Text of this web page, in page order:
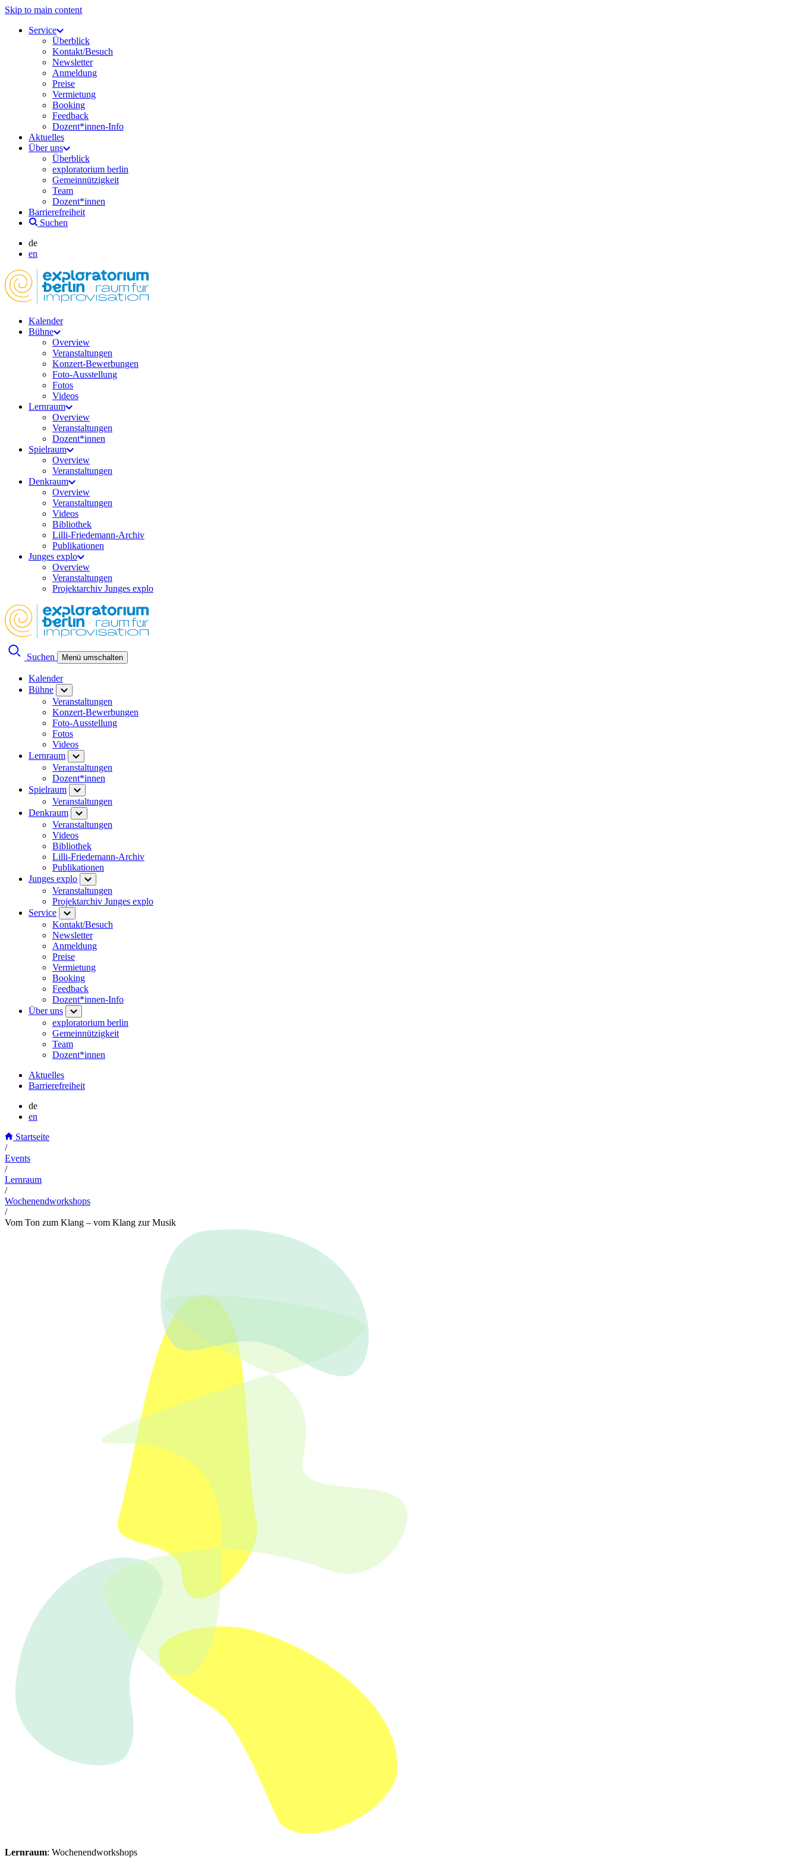
Skip to main content
Service
Überblick
Kontakt/Besuch
Newsletter
Anmeldung
Preise
Vermietung
Booking
Feedback
Dozent*innen-Info
Aktuelles
Über uns
Überblick
exploratorium berlin
Gemeinnützigkeit
Team
Dozent*innen
Barrierefreiheit
Suchen
de
en
Kalender
Bühne
Overview
Veranstaltungen
Konzert-Bewerbungen
Foto-Ausstellung
Fotos
Videos
Lernraum
Overview
Veranstaltungen
Dozent*innen
Spielraum
Overview
Veranstaltungen
Denkraum
Overview
Veranstaltungen
Videos
Bibliothek
Lilli-Friedemann-Archiv
Publikationen
Junges explo
Overview
Veranstaltungen
Projektarchiv Junges explo
Suchen Menü umschalten
Kalender
Bühne
Veranstaltungen
Konzert-Bewerbungen
Foto-Ausstellung
Fotos
Videos
Lernraum
Veranstaltungen
Dozent*innen
Spielraum
Veranstaltungen
Denkraum
Veranstaltungen
Videos
Bibliothek
Lilli-Friedemann-Archiv
Publikationen
Junges explo
Veranstaltungen
Projektarchiv Junges explo
Service
Kontakt/Besuch
Newsletter
Anmeldung
Preise
Vermietung
Booking
Feedback
Dozent*innen-Info
Über uns
exploratorium berlin
Gemeinnützigkeit
Team
Dozent*innen
Aktuelles
Barrierefreiheit
de
en
Startseite
/
Events
/
Lernraum
/
Wochenendworkshops
/
Vom Ton zum Klang – vom Klang zur Musik
Lernraum: Wochenendworkshops